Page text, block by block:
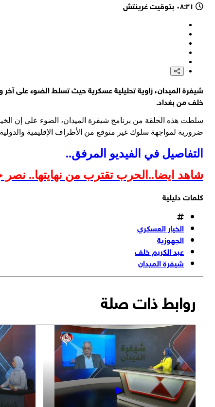
وسائل إعلام لبنانية: قوات الاحتلال تلقي قنابل حارقة على بلدة
رضائي للسعوديين: صححوا سياساتكم حتى لا تضطروا إلى استجداء
عضو لجنة الأمن القومي في مجلس الشورى الإيراني إبراهيم
هيئة بث الاحتلال: هذه الإقالة وقعت في وقت سبق أن حدثت فيه
خلف من بغداد.
سلطت هذه الحلقة من برنامج شيفرة الميدان، الضوء على إن
ضرورية لمواجهة سلوك غير متوقع من الأطراف الإقليمية
التفاصيل في الفيديو المرفق..
شاهد ايضا..الحرب تقترب من نهايتها..
كلمات دليلية
الخيار العسكري
الجهوزية
عبد الكريم خلف
شيفرة الميدان
روابط ذات صلة